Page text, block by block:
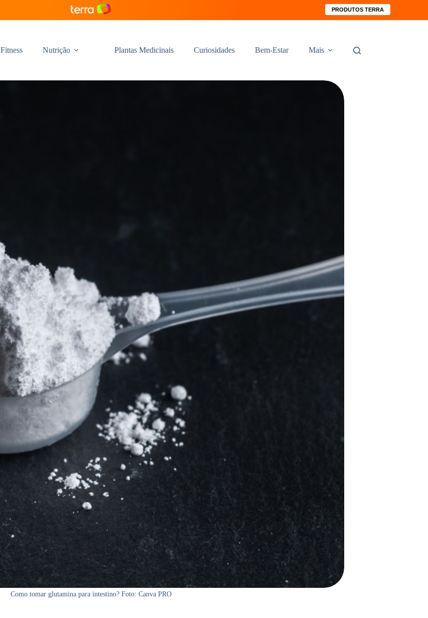
PRODUTOS TERRA
Fitness Nutrição Plantas Medicinais Curiosidades Bem-Estar Mais
Como tomar glutamina para intestino? Foto: Canva PRO